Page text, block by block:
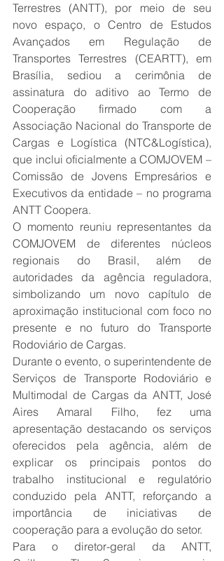
Terrestres (ANTT), por meio de seu
novo espaço, o Centro de Estudos
Avançados em Regulação de
Transportes Terrestres (CEARTT), em
Brasília, sediou a cerimônia de
assinatura do aditivo ao Termo de
Cooperação firmado com a
Associação Nacional do Transporte de
Cargas e Logística (NTC&Logística),
que inclui oficialmente a COMJOVEM –
Comissão de Jovens Empresários e
Executivos da entidade – no programa
ANTT Coopera.
O momento reuniu representantes da
COMJOVEM de diferentes núcleos
regionais do Brasil, além de
autoridades da agência reguladora,
simbolizando um novo capítulo de
aproximação institucional com foco no
presente e no futuro do Transporte
Rodoviário de Cargas.
Durante o evento, o superintendente de
Serviços de Transporte Rodoviário e
Multimodal de Cargas da ANTT, José
Aires Amaral Filho, fez uma
apresentação destacando os serviços
oferecidos pela agência, além de
explicar os principais pontos do
trabalho institucional e regulatório
conduzido pela ANTT, reforçando a
importância de iniciativas de
cooperação para a evolução do setor.
Para o diretor-geral da ANTT,